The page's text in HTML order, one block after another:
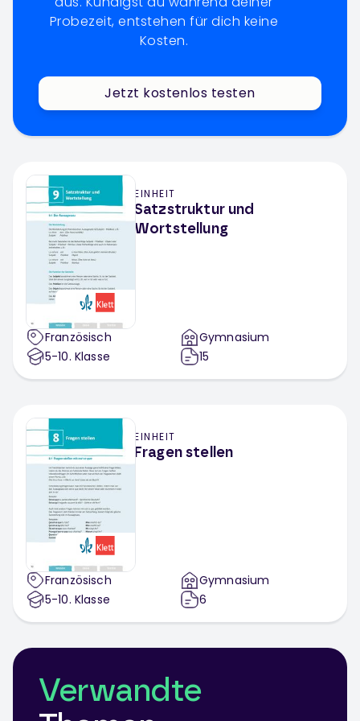
Probezeit, entstehen für dich keine
Kosten.
Jetzt kostenlos testen
EINHEIT
Satzstruktur und
Wortstellung
Französisch
5-10. Klasse
Gymnasium
15
EINHEIT
Fragen stellen
Französisch
5-10. Klasse
Gymnasium
6
Verwandte